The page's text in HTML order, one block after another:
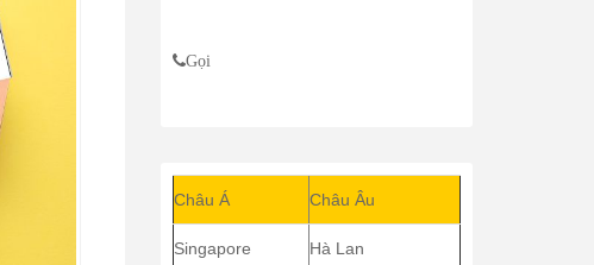
Gọi
Châu Á Châu Âu
Singapore Hà Lan